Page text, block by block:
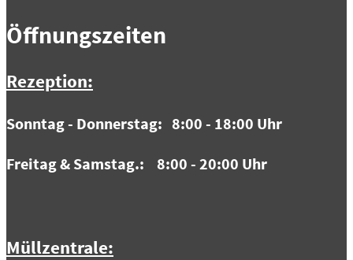
Öffnungszeiten
Rezeption:
Sonntag - Donnerstag: 8:00 - 18:00 Uhr
Freitag & Samstag.: 8:00 - 20:00 Uhr
Müllzentrale: